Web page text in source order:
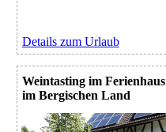
Details zum Urlaub
Weintasting im Ferienhaus
im Bergischen Land